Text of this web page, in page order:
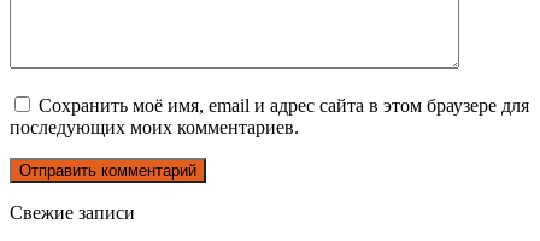
Сохранить моё имя, email и адрес сайта в этом браузере для
последующих моих комментариев.
Свежие записи